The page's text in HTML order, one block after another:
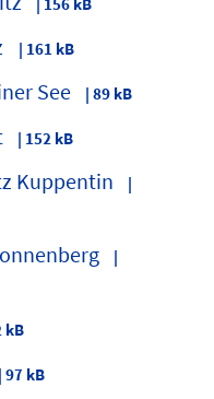
| 161 kB
See | 89 kB
| 152 kB
Kuppentin
|
|
kB
| 97 kB